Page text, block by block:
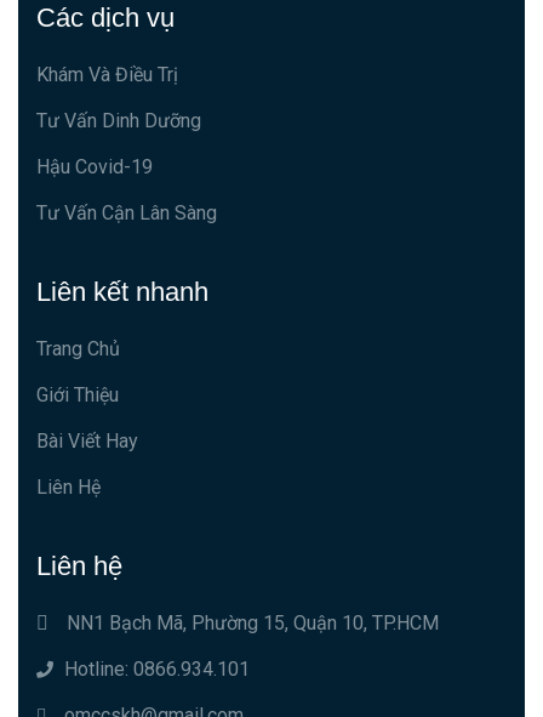
Các dịch vụ
Khám Và Điều Trị
Tư Vấn Dinh Dưỡng
Hậu Covid-19
Tư Vấn Cận Lân Sàng
Liên kết nhanh
Trang Chủ
Giới Thiệu
Bài Viết Hay
Liên Hệ
Liên hệ
NN1 Bạch Mã, Phường 15, Quận 10, TP.HCM
Hotline: 0866.934.101